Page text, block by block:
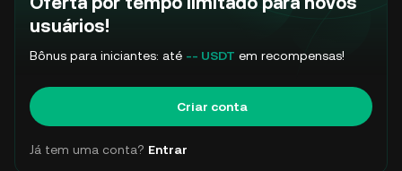
usuários!
Bônus para iniciantes: até -- USDT em recompensas!
Criar conta
Já tem uma conta? Entrar